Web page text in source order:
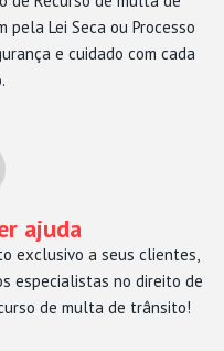
pela Lei Seca ou Processo
e cuidado com cada
ajuda
exclusivo a seus clientes,
especialistas no direito de
de multa de trânsito!